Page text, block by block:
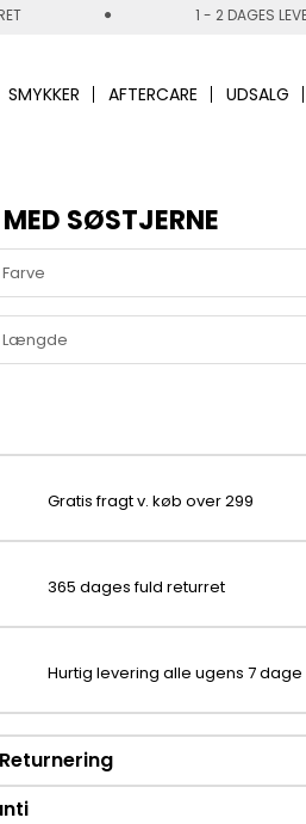
1 - 2 DAGES
SMYKKER AFTERCARE UDSALG
SØSTJERNE
Gratis fragt v. køb over 299
365 dages fuld returret
Hurtig levering alle ugens 7 dage